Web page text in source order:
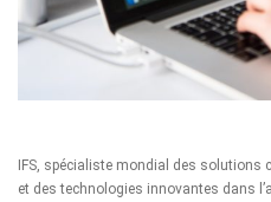
IFS, spécialiste mondial des solutions
et des technologies innovantes dans